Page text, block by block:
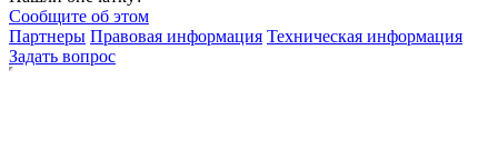
Сообщите об этом
Партнеры Правовая информация Техническая информация
Задать вопрос